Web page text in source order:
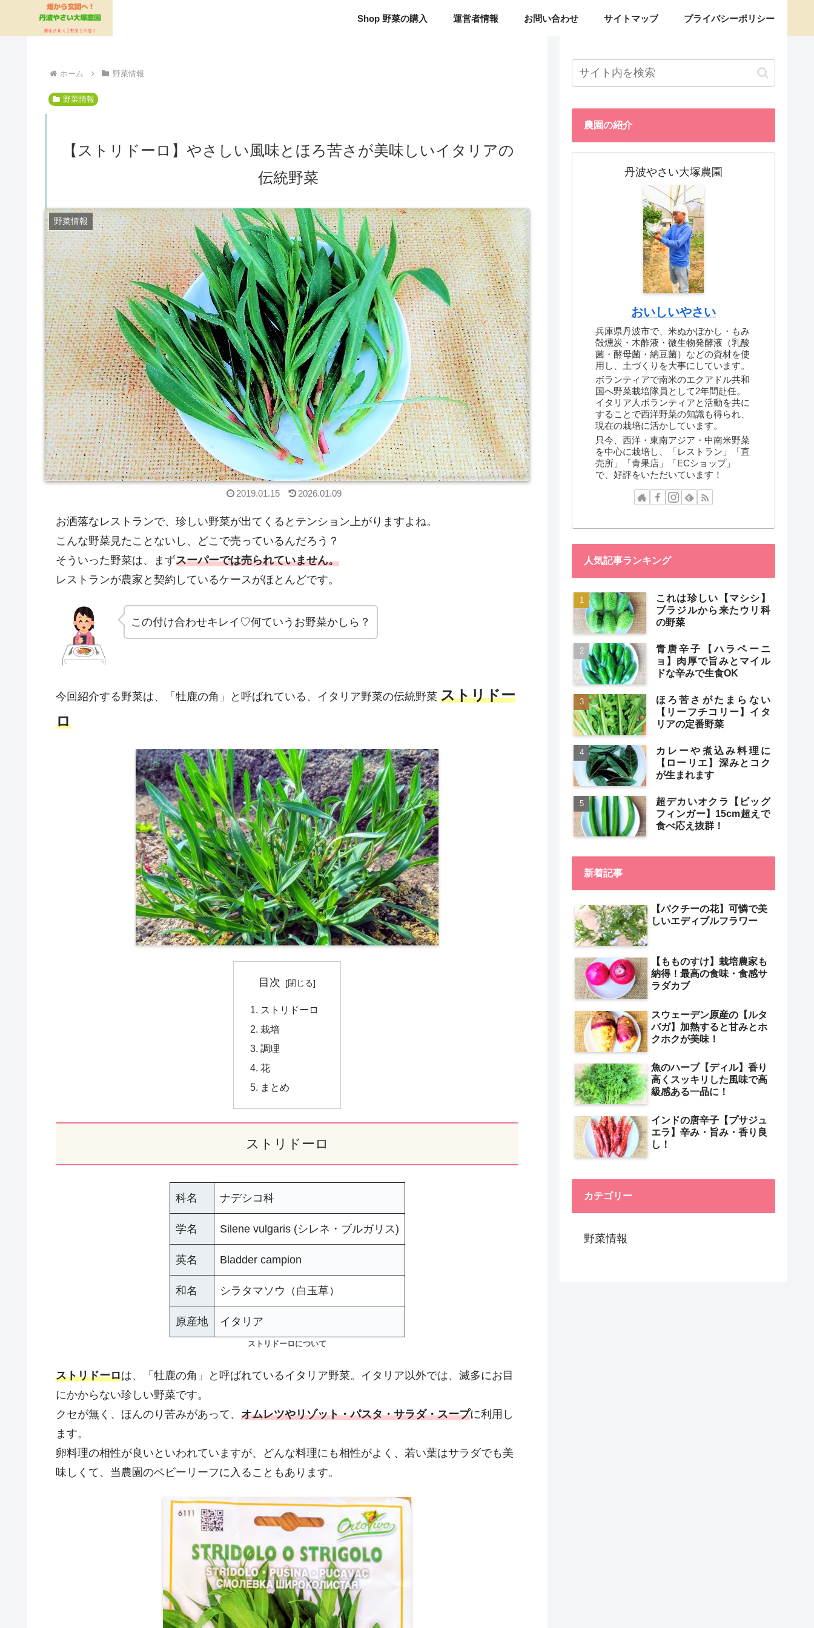
Shop 野菜の購入 運営者情報 お問い合わせ サイトマップ プライバシーポリシー
ホーム 野菜情報
野菜情報
【ストリドーロ】やさしい風味とほろ苦さが美味しいイタリアの
伝統野菜
野菜情報
2019.01.15 2026.01.09
お洒落なレストランで、珍しい野菜が出てくるとテンション上がりますよね。
こんな野菜見たことないし、どこで売っているんだろう？
そういった野菜は、まずスーパーでは売られていません。
レストランが農家と契約しているケースがほとんどです。
この付け合わせキレイ♡何ていうお野菜かしら？
今回紹介する野菜は、「牡鹿の角」と呼ばれている、イタリア野菜の伝統野菜 ストリドー
ロ
目次
ストリドーロ
栽培
調理
花
まとめ
ストリドーロ
科名 ナデシコ科
学名 Silene vulgaris (シレネ・ブルガリス)
英名 Bladder campion
和名 シラタマソウ（白玉草）
原産地 イタリア
ストリドーロについて
ストリドーロは、「牡鹿の角」と呼ばれているイタリア野菜。イタリア以外では、滅多にお目
にかからない珍しい野菜です。
クセが無く、ほんのり苦みがあって、 オムレツやリゾット・パスタ・サラダ・スープに利用し
ます。
卵料理の相性が良いといわれていますが、どんな料理にも相性がよく、若い葉はサラダでも美
味しくて、当農園のベビーリーフに入ることもあります。
農園の紹介
丹波やさい大塚農園
おいしいやさい
兵庫県丹波市で、米ぬかぼかし・もみ
殻燻炭・木酢液・微生物発酵液（乳酸
菌・酵母菌・納豆菌）などの資材を使
用し、土づくりを大事にしています。
ボランティアで南米のエクアドル共和
国へ野菜栽培隊員として2年間赴任。
イタリア人ボランティアと活動を共に
することで西洋野菜の知識も得られ、
現在の栽培に活かしています。
只今、西洋・東南アジア・中南米野菜
を中心に栽培し、「レストラン」「直
売所」「青果店」「ECショップ」
で、好評をいただいています！
人気記事ランキング
これは珍しい【マシシ】
ブラジルから来たウリ科
の野菜
青唐辛子【ハラペーニ
ョ】肉厚で旨みとマイル
ドな辛みで生食OK
ほろ苦さがたまらない
【リーフチコリー】イタ
リアの定番野菜
カレーや煮込み料理に
【ローリエ】深みとコク
が生まれます
超デカいオクラ【ビッグ
フィンガー】15cm超えで
食べ応え抜群！
新着記事
【パクチーの花】可憐で美
しいエディブルフラワー
【もものすけ】栽培農家も
納得！最高の食味・食感サ
ラダカブ
スウェーデン原産の【ルタ
バガ】加熱すると甘みとホ
クホクが美味！
魚のハーブ【ディル】香り
高くスッキリした風味で高
級感ある一品に！
インドの唐辛子【プサジュ
エラ】辛み・旨み・香り良
し！
カテゴリー
野菜情報